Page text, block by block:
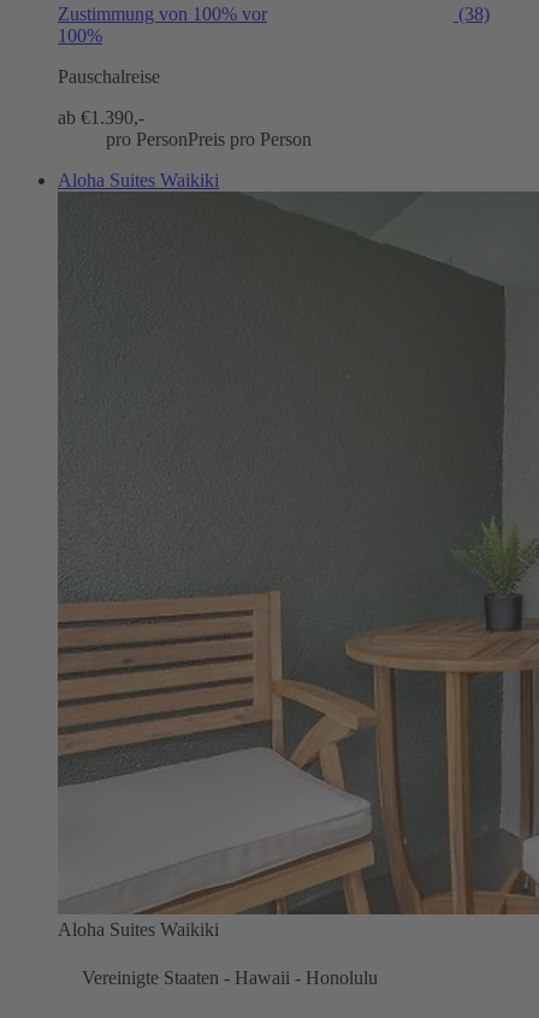
Zustimmung von 100% vor
(38)
100%
Pauschalreise
ab €1.390,-
pro PersonPreis pro Person
Aloha Suites Waikiki
Aloha Suites Waikiki
Vereinigte Staaten - Hawaii - Honolulu